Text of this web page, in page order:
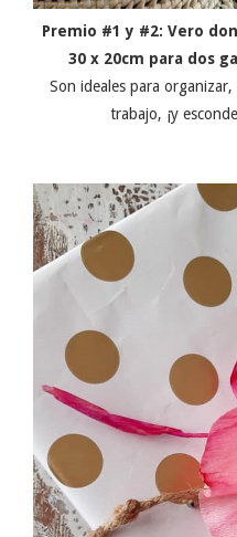
Premio #1 y #2: Vero
30 x 20cm para dos
Son ideales para
trabajo, ¡y